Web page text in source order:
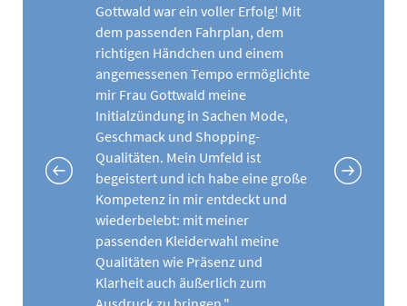
Gottwald war ein voller Erfolg! Mit
dem passenden Fahrplan, dem
richtigen Händchen und einem
angemessenen Tempo ermöglichte
mir Frau Gottwald meine
Initialzündung in Sachen Mode,
Geschmack und Shopping-
Qualitäten. Mein Umfeld ist
begeistert und ich habe eine große
Kompetenz in mir entdeckt und
wiederbelebt: mit meiner
passenden Kleiderwahl meine
Qualitäten wie Präsenz und
Klarheit auch äußerlich zum